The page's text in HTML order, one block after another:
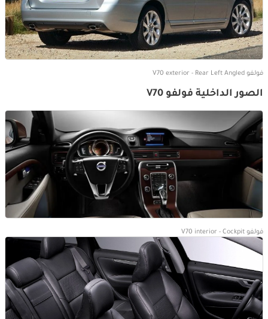
فولفو V70 exterior - Rear Left Angled
الصور الداخلية فولفو V70
فولفو V70 interior - Cockpit